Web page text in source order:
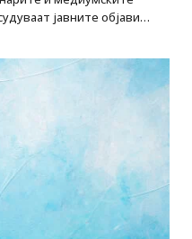
јавните објави…